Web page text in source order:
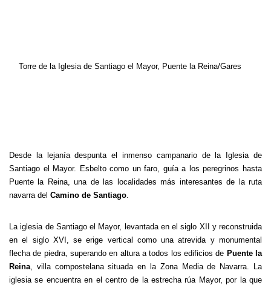
Torre de la Iglesia de Santiago el Mayor, Puente la Reina/Gares
Desde la lejanía despunta el inmenso campanario de la Iglesia de
Santiago el Mayor. Esbelto como un faro, guía a los peregrinos hasta
Puente la Reina, una de las localidades más interesantes de la ruta
navarra del Camino de Santiago.
La iglesia de Santiago el Mayor, levantada en el siglo XII y reconstruida
en el siglo XVI, se erige vertical como una atrevida y monumental
flecha de piedra, superando en altura a todos los edificios de Puente la
Reina, villa compostelana situada en la Zona Media de Navarra. La
iglesia se encuentra en el centro de la estrecha rúa Mayor, por la que